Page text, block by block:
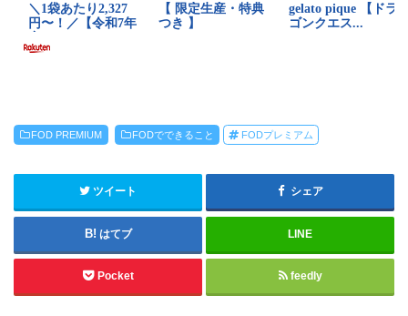
FOD PREMIUM FODでできること FODプレミアム
ツイート シェア
はてブ LINE
Pocket feedly